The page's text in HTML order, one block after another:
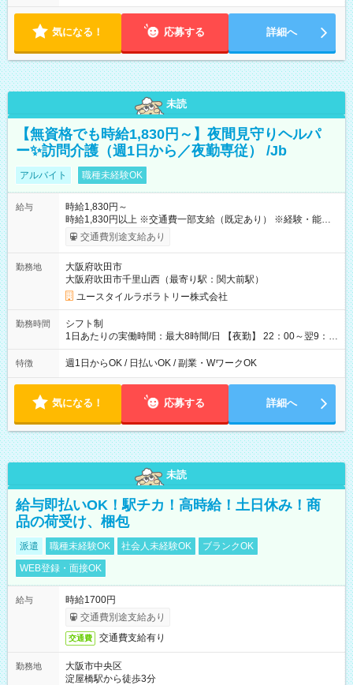
気になる！ 応募する 詳細へ
未読
【無資格でも時給1,830円～】夜間見守りヘルパ
ー✨訪問介護（週1日から／夜勤専従） /Jb
アルバイト 職種未経験OK
給与
時給1,830円～
時給1,830円以上 ※交通費一部支給（既定あり） ※経験・能力を
考慮して決定します 【収入例】 週1回勤務の場合：1,830円×8時
間×4回=5万8,560円 週3回勤務の場合：1,830円×8時間×12回
月 ※ 雇用形態と給与に、本採用時と異なる部分があります。 雇
用形態：本採用時と同じです。 給与：時給 1,610円以上
交通費別途支給あり
勤務地
大阪府吹田市
大阪府吹田市千里山西（最寄り駅：関大前駅）
ユースタイルラボラトリー株式会社
勤務時間
シフト制
1日あたりの実働時間：最大8時間/日 【夜勤】 22：00～翌9：
00 ※週1日～OK ／ 夜勤専従 ＊＊ 勤務時間例 ＊＊ ■22時か
ら翌7時 ■23時から翌8時 ■24時から翌9時 など ※上記の時間
ます。 ※曜日固定（毎週同じ曜日での勤務となります）
特徴 週1日からOK / 日払いOK / 副業・WワークOK
気になる！ 応募する 詳細へ
未読
給与即払いOK！駅チカ！高時給！土日休み！商
品の荷受け、梱包
派遣 職種未経験OK 社会人未経験OK
ブランクOK
WEB登録・面接OK
給与
時給1700円
交通費別途支給あり
交通費 交通費支給有り
勤務地
大阪市中央区
淀屋橋駅から徒歩3分